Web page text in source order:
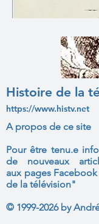
Histoire de la
https://www.histv.net
A propos de ce site
Pour être tenu.e
de nouveaux
aux pages
de la télévision"
© 1999-2026by